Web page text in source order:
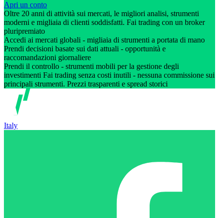
Apri un conto
Oltre 20 anni di attività sui mercati, le migliori analisi, strumenti
moderni e migliaia di clienti soddisfatti. Fai trading con un broker
pluripremiato
Accedi ai mercati globali - migliaia di strumenti a portata di mano
Prendi decisioni basate sui dati attuali - opportunità e
raccomandazioni giornaliere
Prendi il controllo - strumenti mobili per la gestione degli
investimenti Fai trading senza costi inutili - nessuna commissione sui
principali strumenti. Prezzi trasparenti e spread storici
Italy